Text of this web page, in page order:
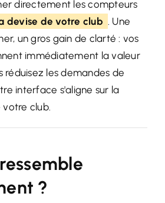
directement les compteurs
devise de votre club . Une
un gros gain de clarté : vos
immédiatement la valeur
réduisez les demandes de
interface s'aligne sur la
club.
?